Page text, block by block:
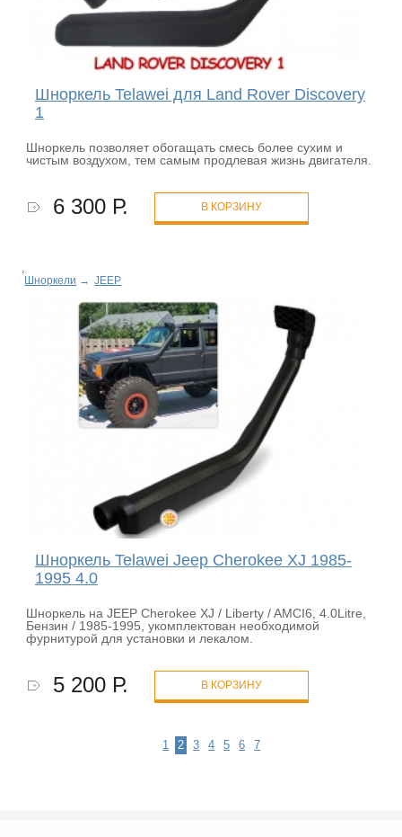
Шноркель Telawei для Land Rover Discovery
1
Шноркель позволяет обогащать смесь более сухим и
чистым воздухом, тем самым продлевая жизнь двигателя.
6 300 Р. В КОРЗИНУ
Шноркели → JEEP
Шноркель Telawei Jeep Cherokee XJ 1985-
1995 4.0
Шноркель на JEEP Cherokee XJ / Liberty / AMCI6, 4.0Litre,
Бензин / 1985-1995, укомплектован необходимой
фурнитурой для установки и лекалом.
5 200 Р. В КОРЗИНУ
1 2 3 4 5 6 7